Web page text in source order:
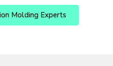
Molding Experts